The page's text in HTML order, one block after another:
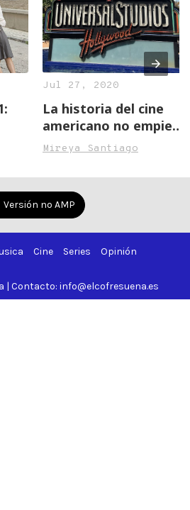
Jul 27, 2020
La historia del cine
americano no empieza
en Hollywood
Mireya Santiago
Versión no AMP
Cine Series Opinión
| Contacto: info@elcofresuena.es